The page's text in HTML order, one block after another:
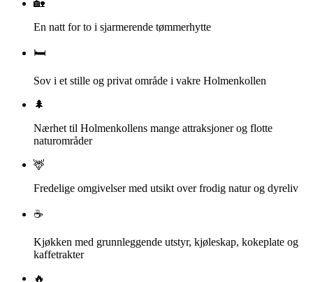
🏡
En natt for to i sjarmerende tømmerhytte
🛏️
Sov i et stille og privat område i vakre Holmenkollen
🌲
Nærhet til Holmenkollens mange attraksjoner og flotte
naturområder
🦌
Fredelige omgivelser med utsikt over frodig natur og dyreliv
☕
Kjøkken med grunnleggende utstyr, kjøleskap, kokeplate og
kaffetrakter
🔥